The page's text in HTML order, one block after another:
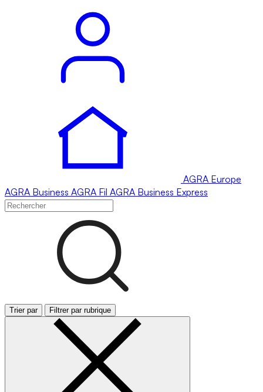
AGRA Europe
AGRA Business AGRA Fil AGRA Business Express
Trier par Filtrer par rubrique